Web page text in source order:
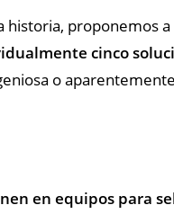
proponemos
cinco
o
en equipos para